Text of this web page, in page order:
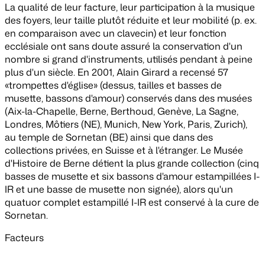
La qualité de leur facture, leur participation à la musique
des foyers, leur taille plutôt réduite et leur mobilité (p. ex.
en comparaison avec un clavecin) et leur fonction
ecclésiale ont sans doute assuré la conservation d'un
nombre si grand d'instruments, utilisés pendant à peine
plus d'un siècle. En 2001, Alain Girard a recensé 57
«trompettes d'église» (dessus, tailles et basses de
musette, bassons d'amour) conservés dans des musées
(Aix-la-Chapelle, Berne, Berthoud, Genève, La Sagne,
Londres, Môtiers (NE), Munich, New York, Paris, Zurich),
au temple de Sornetan (BE) ainsi que dans des
collections privées, en Suisse et à l'étranger. Le Musée
d'Histoire de Berne détient la plus grande collection (cinq
basses de musette et six bassons d'amour estampillées I-
IR et une basse de musette non signée), alors qu'un
quatuor complet estampillé I-IR est conservé à la cure de
Sornetan.
Facteurs